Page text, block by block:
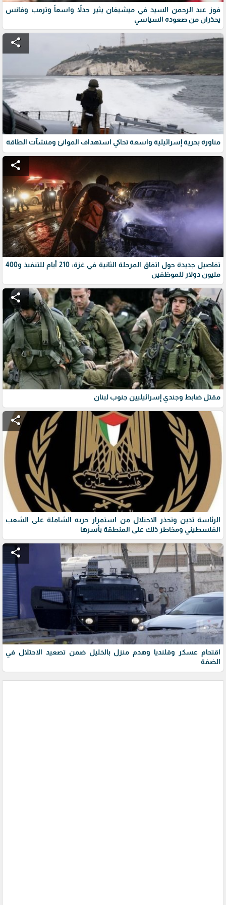
فوز عبد الرحمن السيد في ميشيغان يثير جدلاً واسعاً وترمب وفانس
يحذران من صعوده السياسي
share
مناورة بحرية إسرائيلية واسعة تحاكي استهداف الموانئ ومنشآت الطاقة
share
تفاصيل جديدة حول اتفاق المرحلة الثانية في غزة: 210 أيام للتنفيذ و400
مليون دولار للموظفين
share
مقتل ضابط وجندي إسرائيليين جنوب لبنان
share
الرئاسة تدين وتحذر الاحتلال من استمرار حربه الشاملة على الشعب
الفلسطيني ومخاطر ذلك على المنطقة بأسرها
share
اقتحام عسكر وقلنديا وهدم منزل بالخليل ضمن تصعيد الاحتلال في
الضفة